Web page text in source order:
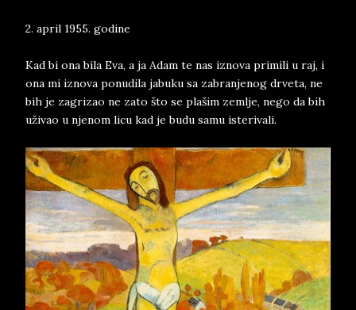
2. april 1955. godine
Kad bi ona bila Eva, a ja Adam te nas iznova primili u raj, i
ona mi iznova ponudila jabuku sa zabranjenog drveta, ne
bih je zagrizao ne zato što se plašim zemlje, nego da bih
uživao u njenom licu kad je budu samu isterivali.